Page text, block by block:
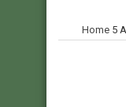
Home 5